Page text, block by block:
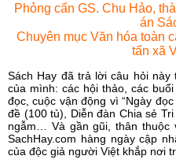
Phỏng cấn GS. Chu Hảo,
án
Chuyên mục Văn hóa toàn
tấn xã
Sách Hay đã trả lời câu hỏi
của mình: các hội thảo, các
đọc, cuộc vận động vì “Ngày
đề (100 tủ), Diễn đàn Chia sẻ
ngẫm… Và gần gũi, thân thuộc
SachHay.com hàng ngày cập
của độc giả người Việt khắp nơi